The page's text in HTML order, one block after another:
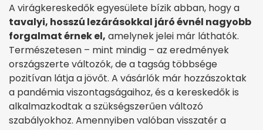
A virágkereskedők egyesülete bízik abban, hogy a
tavalyi, hosszú lezárásokkal járó évnél nagyobb
forgalmat érnek el, amelynek jelei már láthatók.
Természetesen – mint mindig – az eredmények
országszerte változók, de a tagság többsége
pozitívan látja a jövőt. A vásárlók már hozzászoktak
a pandémia viszontagságaihoz, és a kereskedők is
alkalmazkodtak a szükségszerűen változó
szabályokhoz. Amennyiben valóban visszatér a